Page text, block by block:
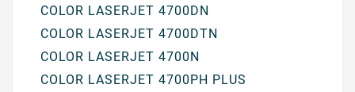
COLOR LASERJET 4700DN
COLOR LASERJET 4700DTN
COLOR LASERJET 4700N
COLOR LASERJET 4700PH PLUS